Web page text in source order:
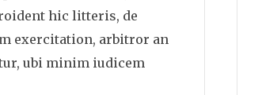
hic litteris, de
exercitation, arbitror an
ubi minim iudicem